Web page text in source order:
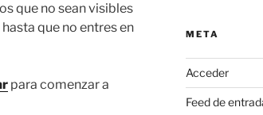
que no sean visibles
que no entres en
para comenzar a
META
Acceder
Feed de